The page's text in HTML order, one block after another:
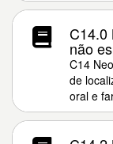
C14.0
não
C14
de
oral e